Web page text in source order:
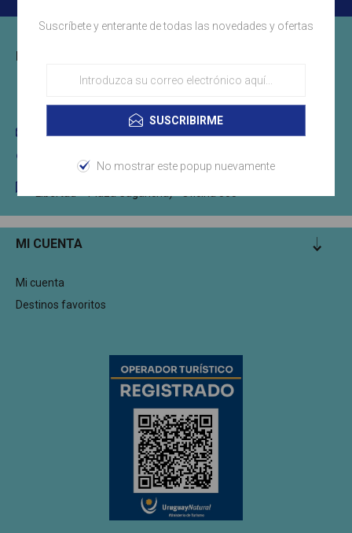
INFORMACIÓN DE CONTACTO
Montevideo, Uruguay
MI CUENTA
Mi cuenta
Destinos favoritos
Suscríbete y enterante de todas las novedades y ofertas
SUSCRIBIRME
No mostrar este popup nuevamente